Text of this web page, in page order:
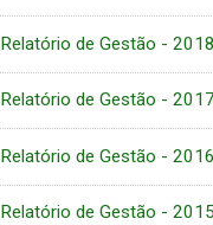
Relatório de Gestão -
Relatório de Gestão -
Relatório de Gestão -
Relatório de Gestão -